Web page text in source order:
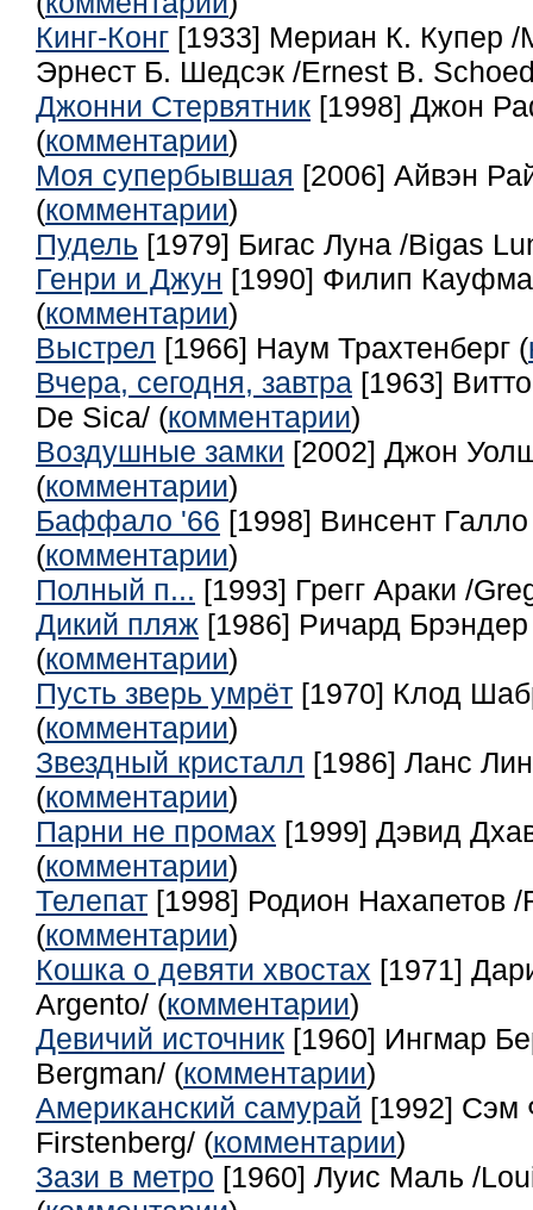
Кинг-Конг [1933] Мериан К. Купер /
Эрнест Б. Шедсэк /Ernest B.
Джонни Стервятник [1998] Джон
(комментарии)
Моя супербывшая [2006] Айвэн
(комментарии)
Пудель [1979] Бигас Луна /Bigas
Генри и Джун [1990] Филип
(комментарии)
Выстрел [1966] Наум Трахтенберг (
Вчера, сегодня, завтра [1963]
De Sica/ (комментарии)
Воздушные замки [2002] Джон
(комментарии)
Баффало '66 [1998] Винсент
(комментарии)
Полный п... [1993] Грегг Араки /
Дикий пляж [1986] Ричард
(комментарии)
Пусть зверь умрёт [1970] Клод
(комментарии)
Звездный кристалл [1986] Ланс
(комментарии)
Парни не промах [1999] Дэвид
(комментарии)
Телепат [1998] Родион Нахапетов
(комментарии)
Кошка о девяти хвостах [1971]
Argento/ (комментарии)
Девичий источник [1960] Ингмар
Bergman/ (комментарии)
Американский самурай [1992] Сэм
Firstenberg/ (комментарии)
Зази в метро [1960] Луиc Маль /